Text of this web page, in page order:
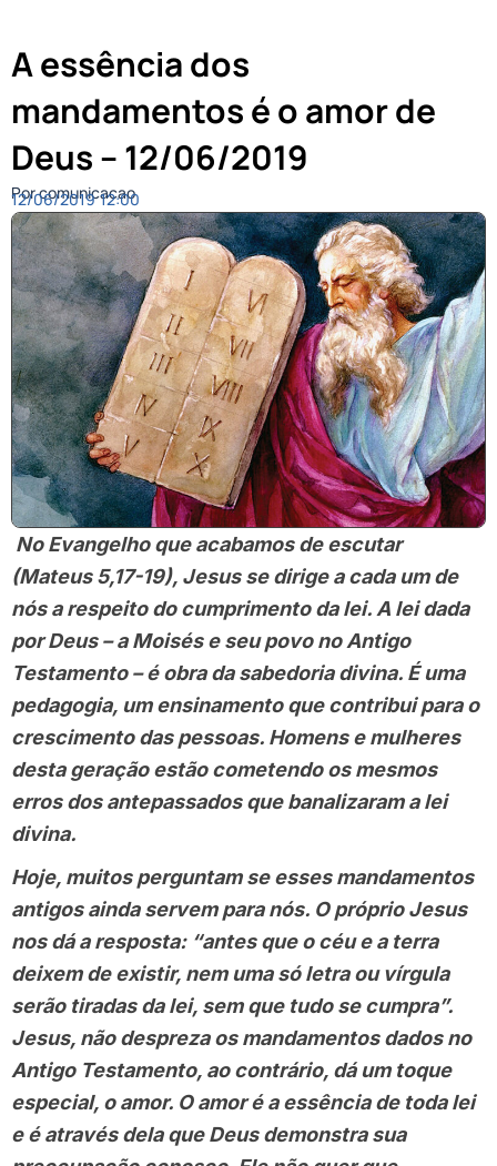
A essência dos
mandamentos é o amor de
Deus – 12/06/2019
Por comunicacao
12/06/2019 12:00
No Evangelho que acabamos de escutar
(Mateus 5,17-19), Jesus se dirige a cada um de
nós a respeito do cumprimento da lei. A lei dada
por Deus – a Moisés e seu povo no Antigo
Testamento – é obra da sabedoria divina. É uma
pedagogia, um ensinamento que contribui para o
crescimento das pessoas. Homens e mulheres
desta geração estão cometendo os mesmos
erros dos antepassados que banalizaram a lei
divina.
Hoje, muitos perguntam se esses mandamentos
antigos ainda servem para nós. O próprio Jesus
nos dá a resposta: “antes que o céu e a terra
deixem de existir, nem uma só letra ou vírgula
serão tiradas da lei, sem que tudo se cumpra”.
Jesus, não despreza os mandamentos dados no
Antigo Testamento, ao contrário, dá um toque
especial, o amor. O amor é a essência de toda lei
e é através dela que Deus demonstra sua